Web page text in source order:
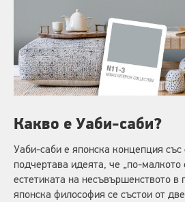
Какво е Уаби-саби?
Уаби-саби е японска концепция със
подчертава идеята, че „по-малкото
естетиката на несъвършенството в
японска философия се състои от